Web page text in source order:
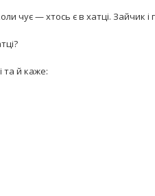
чує — хтось є в хатці. Зайчик і
та й каже: